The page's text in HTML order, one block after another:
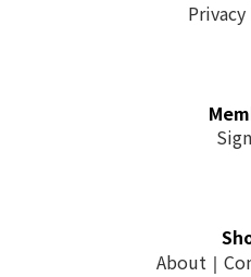
About ｜